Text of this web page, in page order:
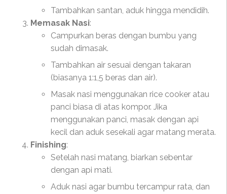
Tambahkan santan, aduk hingga mendidih.
Memasak Nasi:
Campurkan beras dengan bumbu yang
sudah dimasak.
Tambahkan air sesuai dengan takaran
(biasanya 1:1,5 beras dan air).
Masak nasi menggunakan rice cooker atau
panci biasa di atas kompor. Jika
menggunakan panci, masak dengan api
kecil dan aduk sesekali agar matang merata.
Finishing:
Setelah nasi matang, biarkan sebentar
dengan api mati.
Aduk nasi agar bumbu tercampur rata, dan